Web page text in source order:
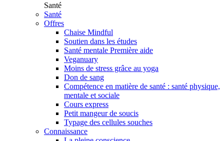
Santé
Santé
Offres
Chaise Mindful
Soutien dans les études
Santé mentale Première aide
Veganuary
Moins de stress grâce au yoga
Don de sang
Compétence en matière de santé : santé physique,
mentale et sociale
Cours express
Petit mangeur de soucis
Typage des cellules souches
Connaissance